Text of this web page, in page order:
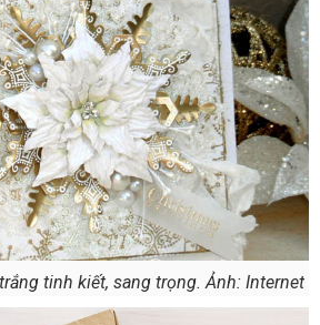
tinh kiết, sang trọng. Ảnh: Internet